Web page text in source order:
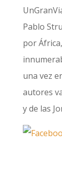
Pablo
por
una vez
autores
y de las